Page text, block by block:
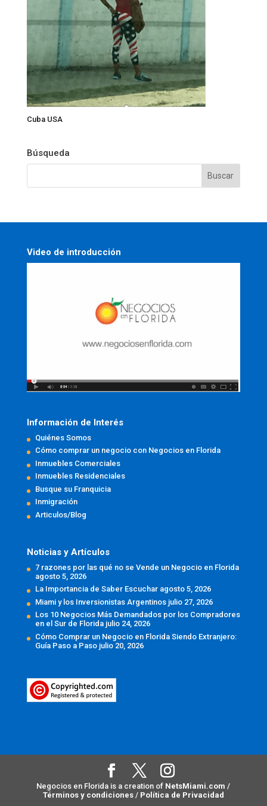
Cuba USA
Búsqueda
Video de introducción
Información de Interés
Quiénes Somos
Cómo comprar un negocio con Negocios en Florida
Inmuebles Comerciales
Inmuebles Residenciales
Busque su Franquicia
Inmigración
Articulos/Blog
Noticias y Artículos
7 razones por las qué no se Vende un Negocio en Florida
agosto 5, 2026
La Importancia de Saber Escuchar agosto 5, 2026
Miami y los Inversionistas Argentinos julio 27, 2026
Los 10 Negocios Más Demandados por los Compradores
en el Sur de Florida julio 24, 2026
Cómo Comprar un Negocio en Florida Siendo Extranjero:
Guía Paso a Paso julio 20, 2026
Negocios en Florida is a creation of NetsMiami.com /
Términos y condiciones / Política de Privacidad